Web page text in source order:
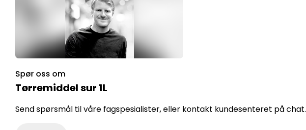
Spør oss om
Tørremiddel sur 1L
Send spørsmål til våre fagspesialister, eller kontakt kundesenteret på chat.